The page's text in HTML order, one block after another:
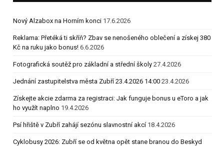
Nový Alzabox na Horním konci 17.6.2026
Reklama: Přetéká ti skříň? Zbav se nenošeného oblečení a získej 380
Kč na ruku jako bonus! 6.6.2026
Fotografická soutěž pro základní a střední školy 27.4.2026
Jednání zastupitelstva města Zubří 23.4.2026 14:00 23.4.2026
Získejte akcie zdarma za registraci: Jak funguje bonus u eToro a jak
ho využít naplno 19.4.2026
Psí hřiště v Zubří zahájí sezónu slavnostní akcí 18.4.2026
Cyklobusy 2026: Zubří se od května opět stane branou do Beskyd